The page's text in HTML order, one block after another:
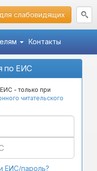
слабовидящих
Контакты
по ЕИС
- только при
читательского
ЕИС/пароль?